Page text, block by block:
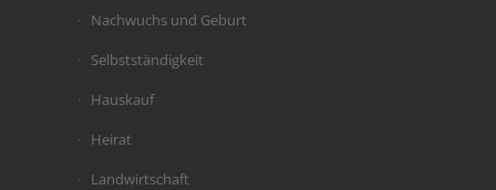
Nachwuchs und Geburt
Selbstständigkeit
Hauskauf
Heirat
Landwirtschaft